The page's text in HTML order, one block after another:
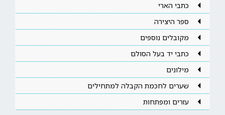
כתבי הארי
ספר היצירה
מקובלים נוספים
כתבי יד בעל הסולם
מילונים
שערים לחכמת הקבלה למתחילים
עזרים ומפתחות